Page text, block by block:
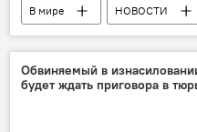
В мире НОВОСТИ
Россия
США
Урсула фон дер Ляйен
Евросоюз
Дмитрий
Обвиняемый в
будет ждать приговора в